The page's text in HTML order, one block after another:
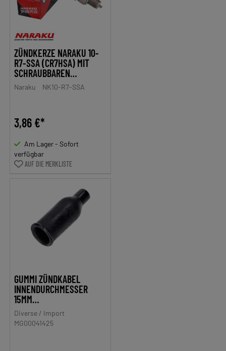
ZÜNDKERZE NARAKU 10-
R7-SSA (CR7HSA) MIT
SCHRAUBBAREN
KERZENSTECKER
ANSCHLUSS
Naraku NK10-R7-SSA
3,86 €*
Am Lager - Sofort
verfügbar
AUF DIE MERKLISTE
GUMMI ZÜNDKABEL
INNENDURCHMESSER
15MM
AUSSENDURCHMESSER
OHNE WULST 18MM MIT
19,5MM GESAMT BREITE
Diverse / Import
MG00041425